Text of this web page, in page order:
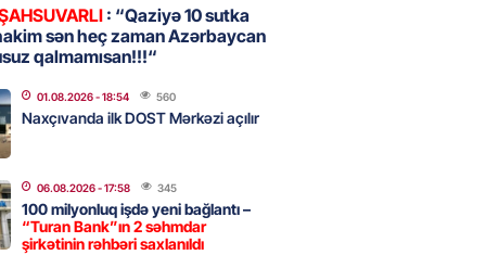
Səudiyyə Ərəbistanı və
arasında Məkkə müdafiə
bu silahı verməkdən
ABŞ-ın özünün bu raketlərə
: “Qaziyə 10 sutka
sən heç zaman Azərbaycan
qalmamısan!!!“
01.08.2026- 18:54 560
Naxçıvanda ilk DOST Mərkəzi açılır
06.08.2026- 17:58 345
100 milyonluq işdə yeni bağlantı –
“Turan Bank”ın 2 səhmdar
şirkətinin rəhbəri saxlanıldı